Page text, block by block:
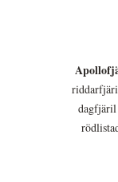
dagfjäril